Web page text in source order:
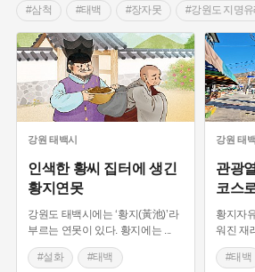
#온라인 생활사박물관 #강동구 #제주도
#여성독립운동가 #조선시대 문신 #3.1
#김마리아 #여성 독립운동가 #28독립선
#문화유산 #노원구 #마을 #전설
#경기도설화 #강서구 #공예품 #원
#지명유래 #대한민국임시정
#용인의 전설 #끈기 #산성 #동화
#의병활동 #부산
#남자현
#삼척 #태백 #장자못 #강원도 지명유
#설화 #강원도 설화 #예능프로그램 촬영
#강원도 전통시장 #태백 가볼만한곳
강원 태백시
인색한 황씨 집터에 생긴
황지연못
강원도 태백시에는 ‘황지(黃池)’라
부르는 연못이 있다. 황지에는
#설화 #태백
강원 태
관광
코스
황지자
워진 재
#태백